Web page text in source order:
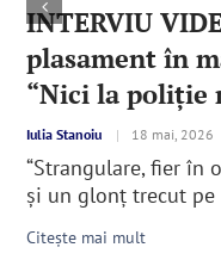
INTERVIU
plasament în
“Nici la poliție
Iulia Stanoiu | 18 mai, 2026
“Strangulare, fier în
și un glonț trecut pe
Citește mai mult